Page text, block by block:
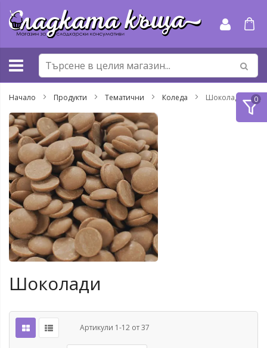
към
съдържанието
Начало Продукти Тематични Коледа Шоколади
Шоколади
Артикули 1-12 от37